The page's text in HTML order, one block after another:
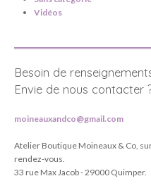
Vidéos
Besoin de
Envie de nous contacter
moineauxandco@gmail.com
Atelier Boutique Moineaux & Co,
rendez-vous.
33 rue Max Jacob - 29000 Quimper.